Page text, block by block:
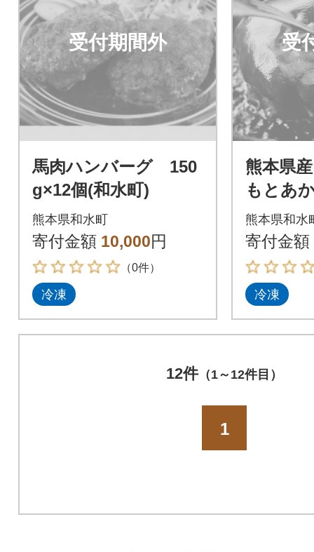
受付期間外
馬肉ハンバーグ 150
g×12個(和水町)
熊本県和水町
寄付金額 10,000円
（0件）
冷凍
受
熊本県
もとあ
くまも
バーグ
町)
熊本県和水
寄付金額
冷凍
12件（1～12件目）
1